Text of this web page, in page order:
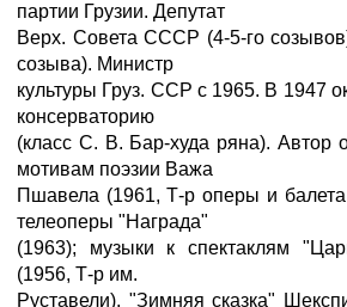
партии Грузии. Депутат
Верх. Совета СССР (4-5-го
созыва). Министр
культуры Груз. ССР с 1965. В 1947
консерваторию
(класс С. В. Бар-худа ряна). Автор
мотивам поэзии Важа
Пшавела (1961, Т-р оперы и
телеоперы "Награда"
(1963); музыки к спектаклям
(1956, Т-р им.
Руставели), "Зимняя сказка"